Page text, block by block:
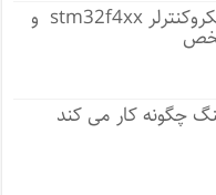
راه اندازی واحد ADC میکروکنترلر stm32f4xx و
چگونه کار می کند